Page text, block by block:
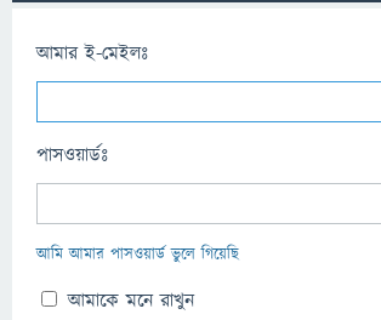
আমার ই-মেইলঃ
পাসওয়ার্ডঃ
আমি আমার পাসওয়ার্ড ভুলে গিয়েছি
আমাকে মনে রাখুন